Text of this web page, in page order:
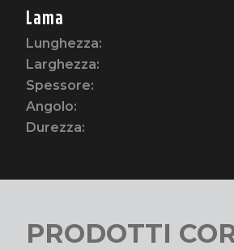
Lama
Lunghezza:
Larghezza:
Spessore:
Angolo:
Durezza:
PRODOTTI